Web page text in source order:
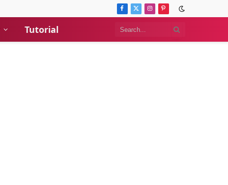
Facebook
X
Instagram
Pinterest
Tutorial